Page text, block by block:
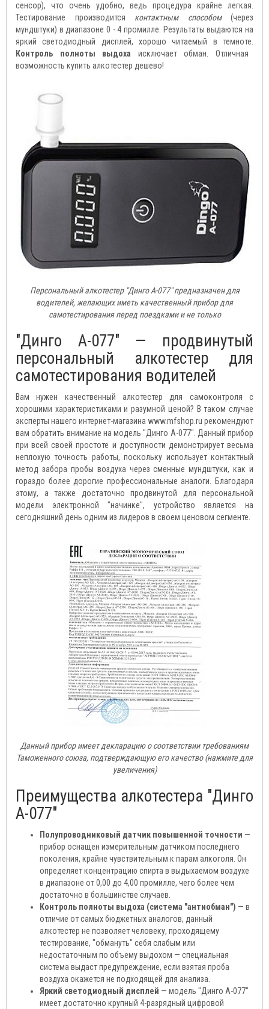
сенсор), что очень удобно, ведь процедура крайне легкая.
Тестирование производится контактным способом(через
мундштуки) в диапазоне 0 - 4 промилле. Результаты выдаются на
яркий светодиодный дисплей, хорошо читаемый в темноте.
Контроль полноты выдоха исключает обман. Отличная
возможность купить алкотестер дешево!
Персональный алкотестер "Динго А-077" предназначен для
водителей, желающих иметь качественный прибор для
самотестирования перед поездками и не только
"Динго А-077" — продвинутый
персональный алкотестер для
самотестирования водителей
Вам нужен качественный алкотестер для самоконтроля с
хорошими характеристиками и разумной ценой? В таком случае
эксперты нашего интернет-магазина www.mfshop.ru рекомендуют
вам обратить внимание на модель "Динго А-077". Данный прибор
при всей своей простоте и доступности демонстрирует весьма
неплохую точность работы, поскольку использует контактный
метод забора пробы воздуха через сменные мундштуки, как и
гораздо более дорогие профессиональные аналоги. Благодаря
этому, а также достаточно продвинутой для персональной
модели электронной "начинке", устройство является на
сегодняшний день одним из лидеров в своем ценовом сегменте.
Данный прибор имеет декларацию о соответствии требованиям
Таможенного союза, подтверждающую его качество (нажмите для
увеличения)
Преимущества алкотестера "Динго
А-077"
Полупроводниковый датчик повышенной точности —
прибор оснащен измерительным датчиком последнего
поколения, крайне чувствительным к парам алкоголя. Он
определяет концентрацию спирта в выдыхаемом воздухе
в диапазоне от 0,00 до 4,00 промилле, чего более чем
достаточно в большинстве случаев.
Контроль полноты выдоха (система "антиобман") — в
отличие от самых бюджетных аналогов, данный
алкотестер не позволяет человеку, проходящему
тестирование, "обмануть" себя слабым или
недостаточным по объему выдохом — специальная
система выдаст предупреждение, если взятая проба
воздуха окажется не подходящей для анализа.
Яркий светодиодный дисплей — модель "Динго А-077"
имеет достаточно крупный 4-разрядный цифровой